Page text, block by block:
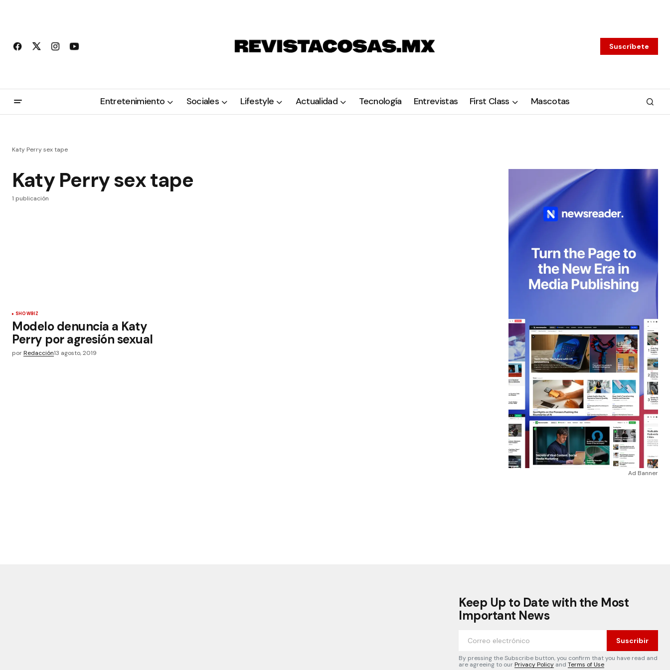
Suscríbete
Entretenimiento Sociales Lifestyle Actualidad Tecnología Entrevistas First Class Mascotas
Katy Perry sex tape
Katy Perry sex tape
1 publicación
SHOWBIZ
Modelo denuncia a Katy
Perry por agresión sexual
porRedacción13 agosto, 2019
Ad Banner
Keep Up to Date with the Most
Important News
Suscribir
By pressing the Subscribe button, you confirm that you have read and
are agreeing to ourPrivacy Policy and Terms of Use